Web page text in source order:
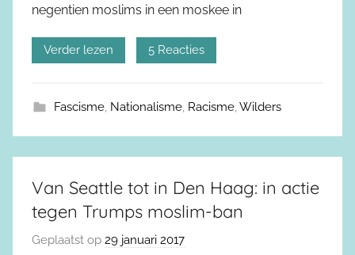
negentien moslims in een moskee in
Verder lezen 5 Reacties
Fascisme, Nationalisme, Racisme,Wilders
Van Seattle tot in Den Haag: in actie
tegen Trumps moslim-ban
Geplaatst op 29 januari 2017